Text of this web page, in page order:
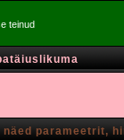
teinud
parameetrit,